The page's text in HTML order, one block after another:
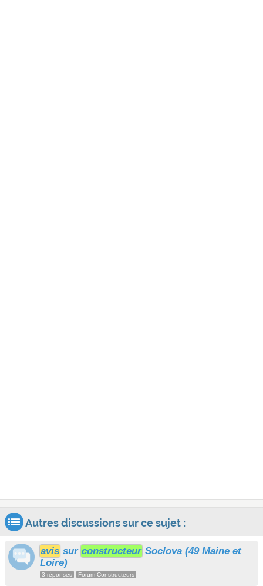
Autres discussions sur ce sujet :
avis sur constructeur Soclova (49 Maine et
Loire)
3 réponses Forum Constructeurs